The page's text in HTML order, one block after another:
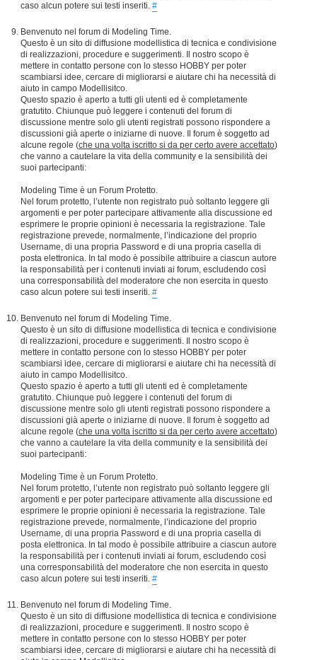
caso alcun potere sui testi inseriti. #
Benvenuto nel forum di Modeling Time.
Questo è un sito di diffusione modellistica di tecnica e condivisione
di realizzazioni, procedure e suggerimenti. Il nostro scopo è
mettere in contatto persone con lo stesso HOBBY per poter
scambiarsi idee, cercare di migliorarsi e aiutare chi ha necessità di
aiuto in campo Modellisitco.
Questo spazio è aperto a tutti gli utenti ed è completamente
gratutito. Chiunque può leggere i contenuti del forum di
discussione mentre solo gli utenti registrati possono rispondere a
discussioni già aperte o iniziarne di nuove. Il forum è soggetto ad
alcune regole (che una volta iscritto si da per certo avere accettato)
che vanno a cautelare la vita della community e la sensibilità dei
suoi partecipanti:
Modeling Time è un Forum Protetto.
Nel forum protetto, l’utente non registrato può soltanto leggere gli
argomenti e per poter partecipare attivamente alla discussione ed
esprimere le proprie opinioni è necessaria la registrazione. Tale
registrazione prevede, normalmente, l’indicazione del proprio
Username, di una propria Password e di una propria casella di
posta elettronica. In tal modo è possibile attribuire a ciascun autore
la responsabilità per i contenuti inviati ai forum, escludendo così
una corresponsabilità del moderatore che non esercita in questo
caso alcun potere sui testi inseriti. #
Benvenuto nel forum di Modeling Time.
Questo è un sito di diffusione modellistica di tecnica e condivisione
di realizzazioni, procedure e suggerimenti. Il nostro scopo è
mettere in contatto persone con lo stesso HOBBY per poter
scambiarsi idee, cercare di migliorarsi e aiutare chi ha necessità di
aiuto in campo Modellisitco.
Questo spazio è aperto a tutti gli utenti ed è completamente
gratutito. Chiunque può leggere i contenuti del forum di
discussione mentre solo gli utenti registrati possono rispondere a
discussioni già aperte o iniziarne di nuove. Il forum è soggetto ad
alcune regole (che una volta iscritto si da per certo avere accettato)
che vanno a cautelare la vita della community e la sensibilità dei
suoi partecipanti:
Modeling Time è un Forum Protetto.
Nel forum protetto, l’utente non registrato può soltanto leggere gli
argomenti e per poter partecipare attivamente alla discussione ed
esprimere le proprie opinioni è necessaria la registrazione. Tale
registrazione prevede, normalmente, l’indicazione del proprio
Username, di una propria Password e di una propria casella di
posta elettronica. In tal modo è possibile attribuire a ciascun autore
la responsabilità per i contenuti inviati ai forum, escludendo così
una corresponsabilità del moderatore che non esercita in questo
caso alcun potere sui testi inseriti. #
Benvenuto nel forum di Modeling Time.
Questo è un sito di diffusione modellistica di tecnica e condivisione
di realizzazioni, procedure e suggerimenti. Il nostro scopo è
mettere in contatto persone con lo stesso HOBBY per poter
scambiarsi idee, cercare di migliorarsi e aiutare chi ha necessità di